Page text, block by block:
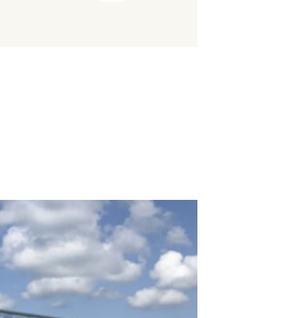
観光案内所
宿泊施設
大阪での便利な交通手段
大阪の旅を安全に楽しむために
大阪を拠点に全国を巡る
パンフレットダウンロード